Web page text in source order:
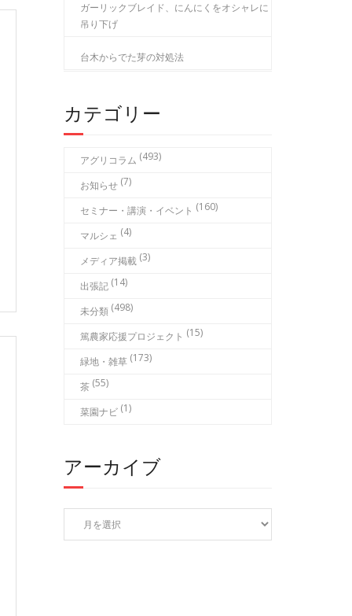
ガーリックブレイド、にんにくをオシャレに
吊り下げ
台木からでた芽の対処法
カテゴリー
アグリコラム (493)
お知らせ (7)
セミナー・講演・イベント (160)
マルシェ (4)
メディア掲載 (3)
出張記 (14)
未分類 (498)
篤農家応援プロジェクト (15)
緑地・雑草 (173)
茶 (55)
菜園ナビ (1)
アーカイブ
ア
カ